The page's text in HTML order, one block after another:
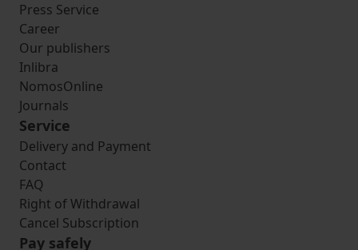
Press Service
Career
Our publishers
Inlibra
NomosOnline
Journals
Service
Delivery and Payment
Contact
FAQ
Right of Withdrawal
Cancel Subscription
Pay safely